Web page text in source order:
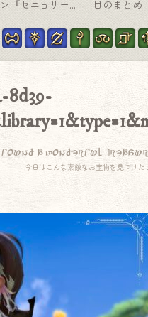
愛い乗り物
『ふぶき姫』
8d39-
found a wonderful
今日はこんな素敵なお宝物を見つけた